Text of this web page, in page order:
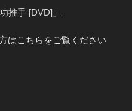
推手 [DVD]」
はこちらをご覧ください